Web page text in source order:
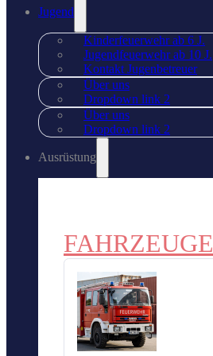
Jugend
Kinderfeuerwehr ab 6 J.
Jugendfeuerwehr ab 10 J.
Kontakt Jugenbetreuer
Über uns
Dropdown link 2
Über uns
Dropdown link 2
Ausrüstung
FAHRZEUGE